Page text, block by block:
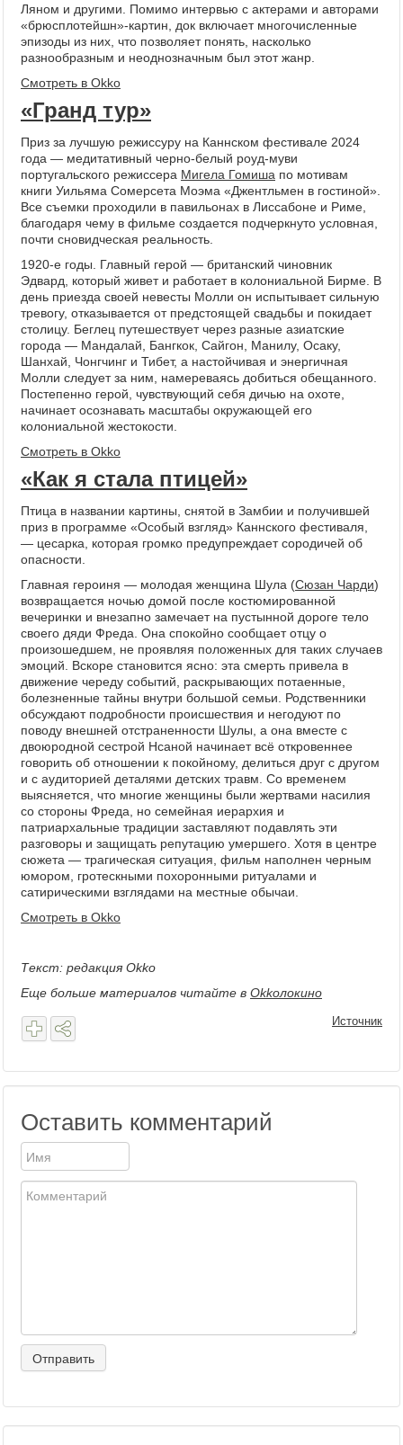
Ляном и другими. Помимо интервью с актерами и авторами
«брюсплотейшн»-картин, док включает многочисленные
эпизоды из них, что позволяет понять, насколько
разнообразным и неоднозначным был этот жанр.
Смотреть в Okko
«Гранд тур»
Приз за лучшую режиссуру на Каннском фестивале 2024
года — медитативный черно-белый роуд-муви
португальского режиссера Мигела Гомиша по мотивам
книги Уильяма Сомерсета Моэма «Джентльмен в гостиной».
Все съемки проходили в павильонах в Лиссабоне и Риме,
благодаря чему в фильме создается подчеркнуто условная,
почти сновидческая реальность.
1920-е годы. Главный герой — британский чиновник
Эдвард, который живет и работает в колониальной Бирме. В
день приезда своей невесты Молли он испытывает сильную
тревогу, отказывается от предстоящей свадьбы и покидает
столицу. Беглец путешествует через разные азиатские
города — Мандалай, Бангкок, Сайгон, Манилу, Осаку,
Шанхай, Чонгчинг и Тибет, а настойчивая и энергичная
Молли следует за ним, намереваясь добиться обещанного.
Постепенно герой, чувствующий себя дичью на охоте,
начинает осознавать масштабы окружающей его
колониальной жестокости.
Смотреть в Okko
«Как я стала птицей»
Птица в названии картины, снятой в Замбии и получившей
приз в программе «Особый взгляд» Каннского фестиваля,
— цесарка, которая громко предупреждает сородичей об
опасности.
Главная героиня — молодая женщина Шула (Сюзан Чарди)
возвращается ночью домой после костюмированной
вечеринки и внезапно замечает на пустынной дороге тело
своего дяди Фреда. Она спокойно сообщает отцу о
произошедшем, не проявляя положенных для таких случаев
эмоций. Вскоре становится ясно: эта смерть привела в
движение череду событий, раскрывающих потаенные,
болезненные тайны внутри большой семьи. Родственники
обсуждают подробности происшествия и негодуют по
поводу внешней отстраненности Шулы, а она вместе с
двоюродной сестрой Нсаной начинает всё откровеннее
говорить об отношении к покойному, делиться друг с другом
и с аудиторией деталями детских травм. Со временем
выясняется, что многие женщины были жертвами насилия
со стороны Фреда, но семейная иерархия и
патриархальные традиции заставляют подавлять эти
разговоры и защищать репутацию умершего. Хотя в центре
сюжета — трагическая ситуация, фильм наполнен черным
юмором, гротескными похоронными ритуалами и
сатирическими взглядами на местные обычаи.
Смотреть в Okko
Текст: редакция Okko
Еще больше материалов читайте в Okkoлокино
Источник
Оставить комментарий